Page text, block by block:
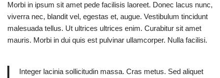
Morbi in ipsum sit amet pede facilisis laoreet. Donec lacus nunc,
viverra nec, blandit vel, egestas et, augue. Vestibulum tincidunt
malesuada tellus. Ut ultrices ultrices enim. Curabitur sit amet
mauris. Morbi in dui quis est pulvinar ullamcorper. Nulla facilisi.
Integer lacinia sollicitudin massa. Cras metus. Sed aliquet